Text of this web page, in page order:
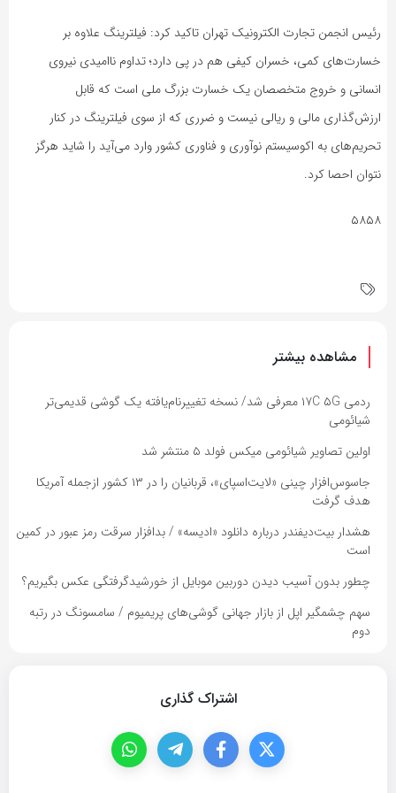
رئیس انجمن تجارت الکترونیک تهران تاکید کرد: فیلترینگ علاوه بر
خسارت‌های کمی، خسران کیفی هم در پی دارد؛ تداوم ناامیدی نیروی
انسانی و خروج متخصصان یک خسارت‌ بزرگ ملی است که قابل
ارزش‌گذاری مالی و ریالی نیست و ضرری که از سوی فیلترینگ در کنار
تحریم‌های به اکوسیستم نوآوری و فناوری کشور وارد می‌آید را شاید هرگز
نتوان احصا کرد.
۵۸۵۸
مشاهده بیشتر
ردمی ۱۷C ۵G معرفی شد/ نسخه تغییرنام‌یافته یک گوشی قدیمی‌تر
شیائومی
اولین تصاویر شیائومی میکس فولد ۵ منتشر شد
جاسوس‌افزار چینی «لایت‌اسپای»، قربانیان را در ۱۳ کشور ازجمله آمریکا
هدف گرفت
هشدار بیت‌دیفندر درباره دانلود «ادیسه» / بدافزار سرقت رمز عبور در کمین
است
چطور بدون آسیب دیدن دوربین موبایل از خورشیدگرفتگی عکس بگیریم؟
سهم چشمگیر اپل از بازار جهانی گوشی‌های پریمیوم / سامسونگ در رتبه
دوم
اشتراک گذاری